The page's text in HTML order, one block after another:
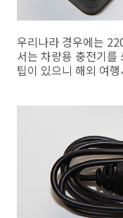
우리나라 경우에는
서는 차량용 충전기를
팁이 있으니 해외 여